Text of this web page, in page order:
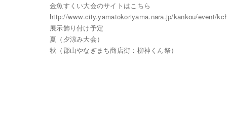
金魚すくい大会のサイトはこちら
http://www.city.yamatokoriyama.nara.jp/kankou/event/
展示飾り付け予定
夏（夕涼み大会）
秋（郡山やなぎまち商店街：柳神くん祭）